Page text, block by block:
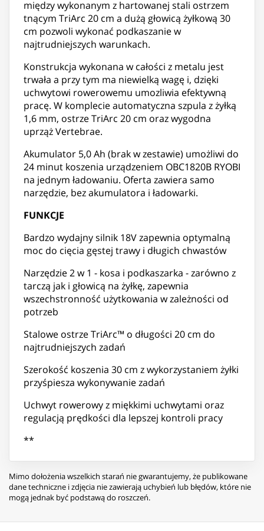
między wykonanym z hartowanej stali ostrzem
tnącym TriArc 20 cm a dużą głowicą żyłkową 30
cm pozwoli wykonać podkaszanie w
najtrudniejszych warunkach.
Konstrukcja wykonana w całości z metalu jest
trwała a przy tym ma niewielką wagę i, dzięki
uchwytowi rowerowemu umozliwia efektywną
pracę. W komplecie automatyczna szpula z żyłką
1,6 mm, ostrze TriArc 20 cm oraz wygodna
uprząż Vertebrae.
Akumulator 5,0 Ah (brak w zestawie) umożliwi do
24 minut koszenia urządzeniem OBC1820B RYOBI
na jednym ładowaniu. Oferta zawiera samo
narzędzie, bez akumulatora i ładowarki.
FUNKCJE
Bardzo wydajny silnik 18V zapewnia optymalną
moc do cięcia gęstej trawy i długich chwastów
Narzędzie 2 w 1 - kosa i podkaszarka - zarówno z
tarczą jak i głowicą na żyłkę, zapewnia
wszechstronność użytkowania w zależności od
potrzeb
Stalowe ostrze TriArc™ o długości 20 cm do
najtrudniejszych zadań
Szerokość koszenia 30 cm z wykorzystaniem żyłki
przyśpiesza wykonywanie zadań
Uchwyt rowerowy z miękkimi uchwytami oraz
regulacją prędkości dla lepszej kontroli pracy
**
Mimo dołożenia wszelkich starań nie gwarantujemy, że publikowane
dane techniczne i zdjęcia nie zawierają uchybień lub błędów, które nie
mogą jednak być podstawą do roszczeń.